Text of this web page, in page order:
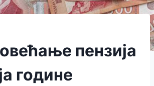
пензија
године